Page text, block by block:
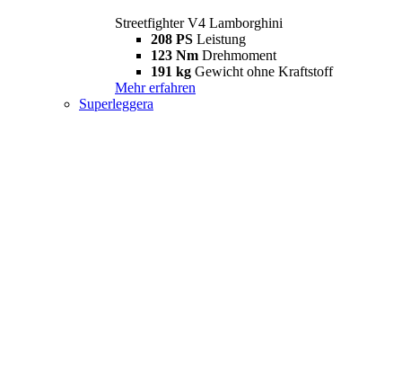
Streetfighter V4 Lamborghini
208 PS Leistung
123 Nm Drehmoment
191 kg Gewicht ohne Kraftstoff
Mehr erfahren
Superleggera